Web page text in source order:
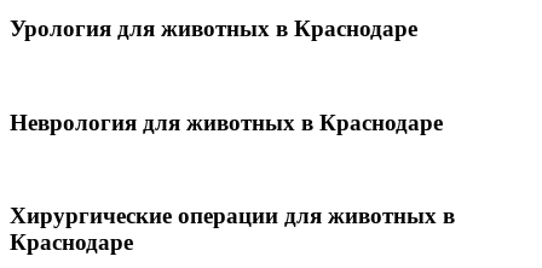
Урология для животных в Краснодаре
Неврология для животных в Краснодаре
Хирургические операции для животных в
Краснодаре